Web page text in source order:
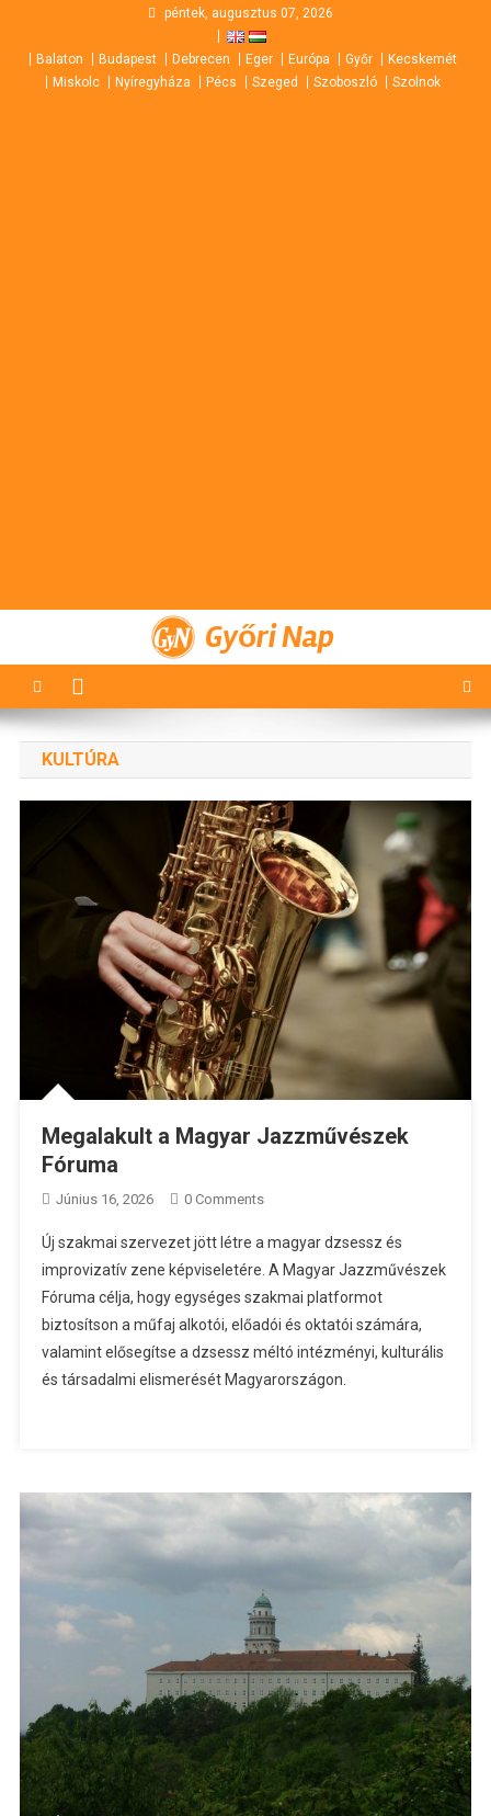
content
péntek, augusztus 07, 2026
Balaton Budapest Debrecen Eger Európa Győr
Kecskemét
Miskolc
Nyíregyháza Pécs Szeged Szoboszló Szolnok
Győri Nap
KULTÚRA
Megalakult a Magyar Jazzművészek
Fóruma
Június 16, 2026 0 Comments
Új szakmai szervezet jött létre a magyar dzsessz és
improvizatív zene képviseletére. A Magyar Jazzművészek
Fóruma célja, hogy egységes szakmai platformot
biztosítson a műfaj alkotói, előadói és oktatói számára,
valamint elősegítse a dzsessz méltó intézményi, kulturális
és társadalmi elismerését Magyarországon.